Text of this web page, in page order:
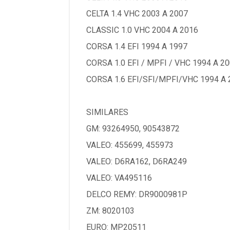
CELTA 1.4 VHC 2003 A 2007
CLASSIC 1.0 VHC 2004 A 2016
CORSA 1.4 EFI 1994 A 1997
CORSA 1.0 EFI / MPFI / VHC 1994 A
CORSA 1.6 EFI/SFI/MPFI/VHC 1994 A
SIMILARES
GM: 93264950, 90543872
VALEO: 455699, 455973
VALEO: D6RA162, D6RA249
VALEO: VA495116
DELCO REMY: DR9000981P
ZM: 8020103
EURO: MP20511